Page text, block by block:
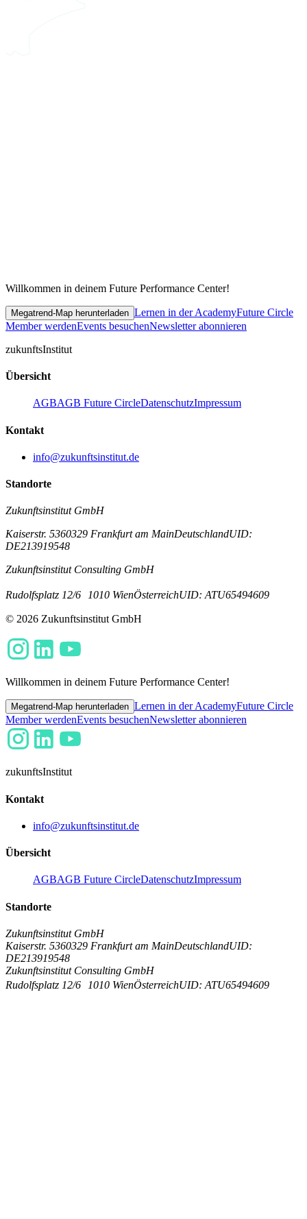
Willkommen in deinem Future Performance Center!
Megatrend-Map herunterladen Lernen in der AcademyFuture Circle
Member werdenEvents besuchenNewsletter abonnieren
zukunftsInstitut
Übersicht
AGBAGB Future CircleDatenschutzImpressum
Kontakt
info@zukunftsinstitut.de
Standorte
Zukunftsinstitut GmbH
Kaiserstr. 5360329 Frankfurt am MainDeutschlandUID:
DE213919548
Zukunftsinstitut Consulting GmbH
Rudolfsplatz 12/6 1010 WienÖsterreichUID: ATU65494609
© 2026 Zukunftsinstitut GmbH
Willkommen in deinem Future Performance Center!
Megatrend-Map herunterladen Lernen in der AcademyFuture Circle
Member werdenEvents besuchenNewsletter abonnieren
zukunftsInstitut
Kontakt
info@zukunftsinstitut.de
Übersicht
AGBAGB Future CircleDatenschutzImpressum
Standorte
Zukunftsinstitut GmbH
Kaiserstr. 5360329 Frankfurt am MainDeutschlandUID:
DE213919548
Zukunftsinstitut Consulting GmbH
Rudolfsplatz 12/6
1010 WienÖsterreichUID: ATU65494609